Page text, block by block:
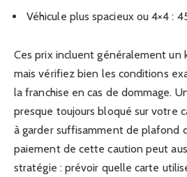
Véhicule plus spacieux ou 4×4 :
Ces prix incluent généralement un
mais vérifiez bien les conditions
la franchise en cas de dommage.
presque toujours bloqué sur votre
à garder suffisamment de plafond
paiement de cette caution peut
stratégie : prévoir quelle carte